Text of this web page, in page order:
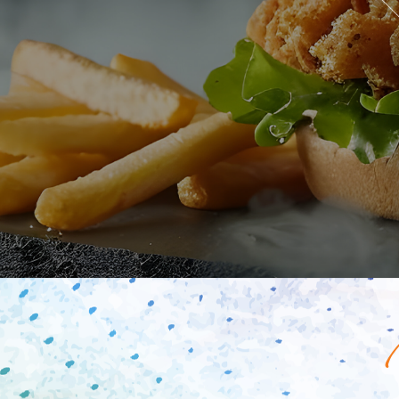
Programme De Fidélité
Avis
Mon Compte
Notre Restaurant
Zones de Livraison